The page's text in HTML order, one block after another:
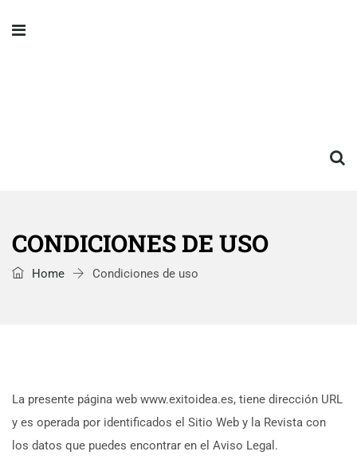
CONDICIONES DE USO
Home Condiciones de uso
La presente página web www.exitoidea.es, tiene dirección URL
y es operada por identificados el Sitio Web y la Revista con
los datos que puedes encontrar en el Aviso Legal.